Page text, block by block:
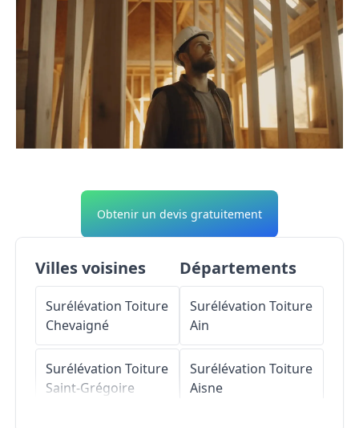
Obtenir un devis gratuitement
Villes voisines
Surélévation Toiture
Chevaigné
Surélévation Toiture
Saint-Grégoire
Départements
Surélévation Toiture
Ain
Surélévation Toiture
Aisne